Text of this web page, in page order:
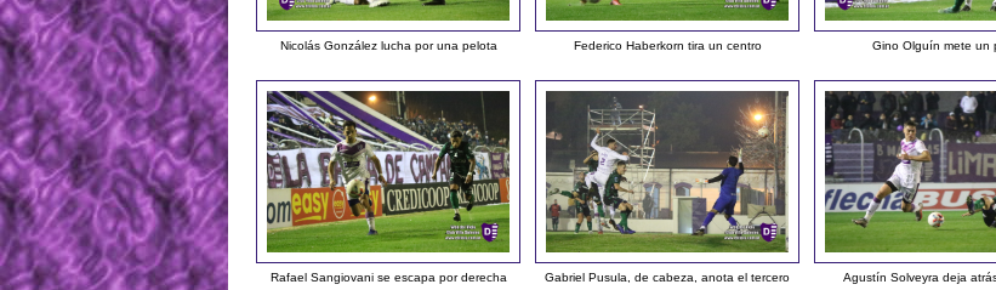
Nicolás González lucha por una pelota Federico Haberkorn tira un centro Gino Olguín mete un
Rafael Sangiovani se escapa por derecha Gabriel Pusula, de cabeza, anota el tercero Agustín Solveyra deja